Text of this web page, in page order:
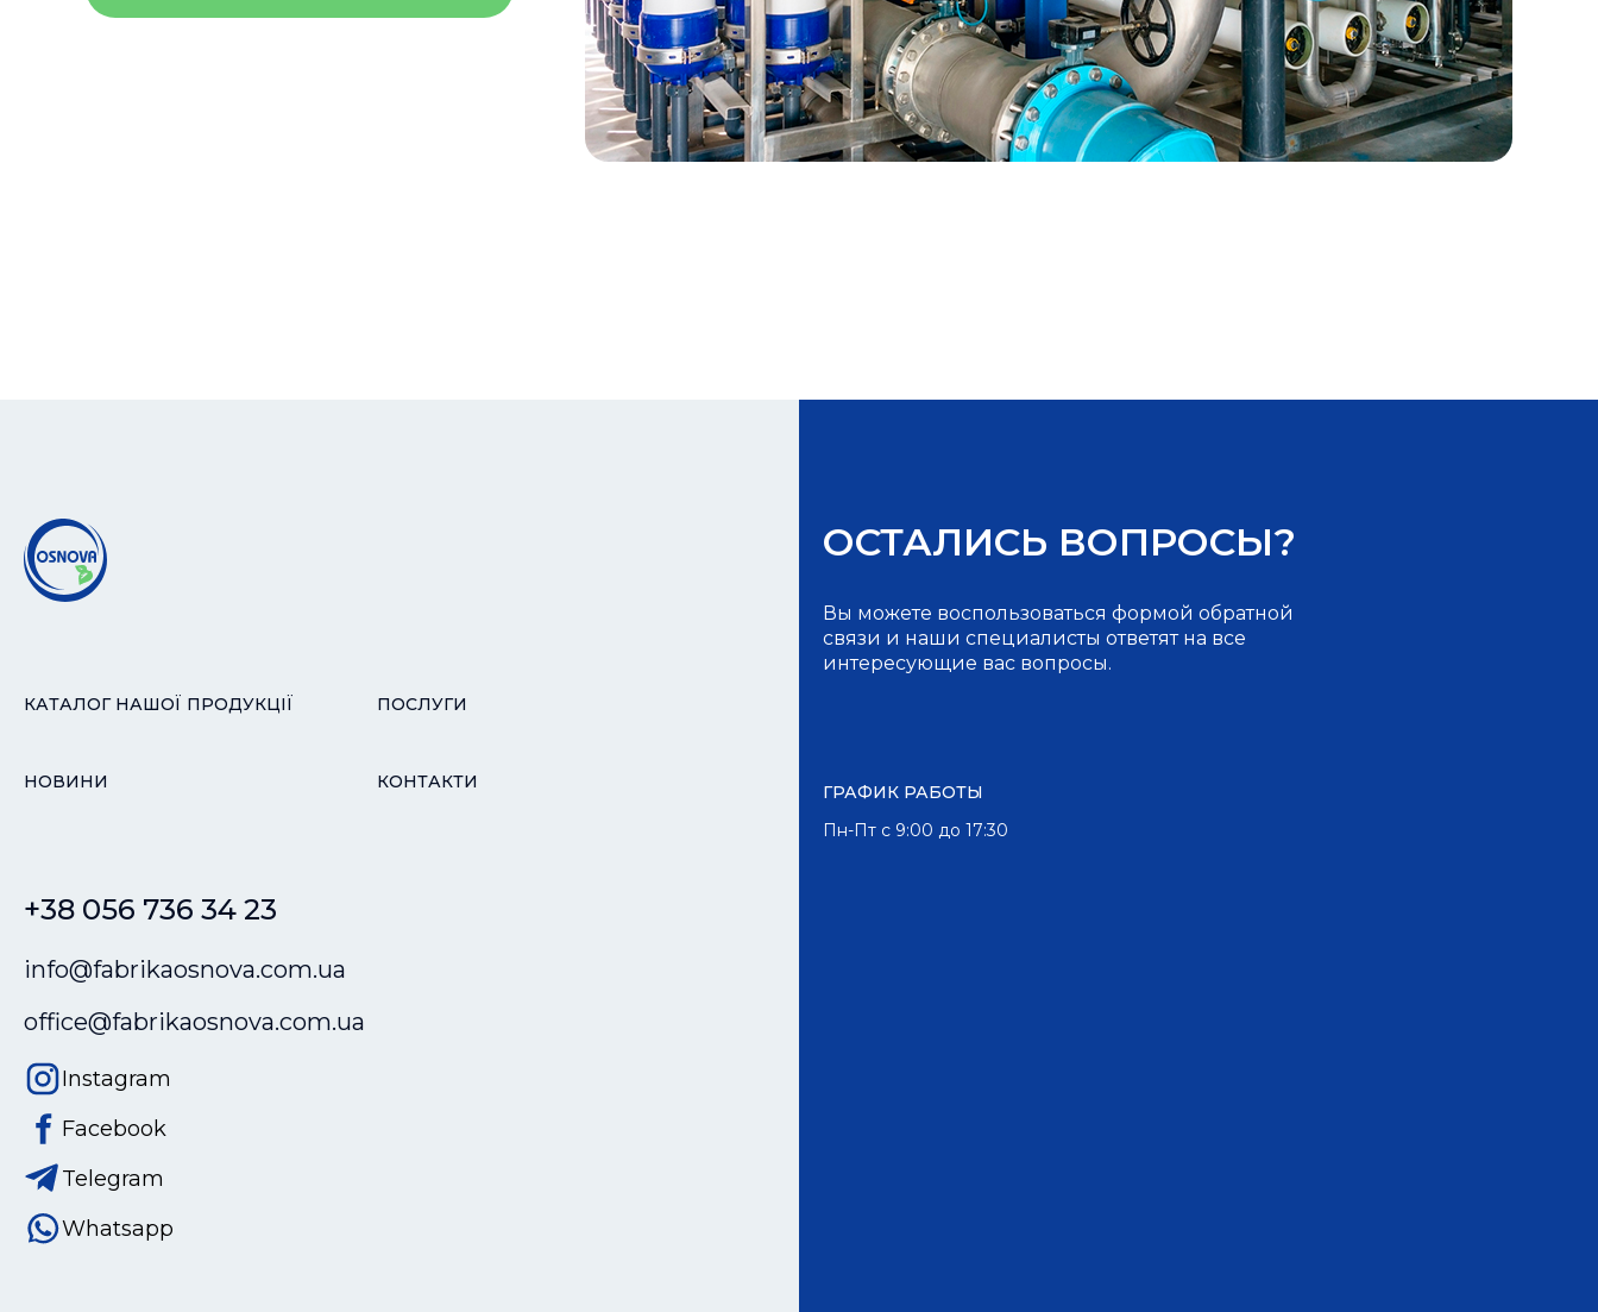
ОСТАЛИСЬ ВОПРОСЫ?
Вы можете воспользоваться формой обратной
связи и наши специалисты ответят на все
интересующие вас вопросы.
ГРАФИК РАБОТЫ
Пн-Пт с 9:00 до 17:30
КАТАЛОГ НАШОЇ ПРОДУКЦІЇ ПОСЛУГИ
НОВИНИ КОНТАКТИ
+38 056 736 34 23
info@fabrikaosnova.com.ua
office@fabrikaosnova.com.ua
Instagram
Facebook
Telegram
Whatsapp